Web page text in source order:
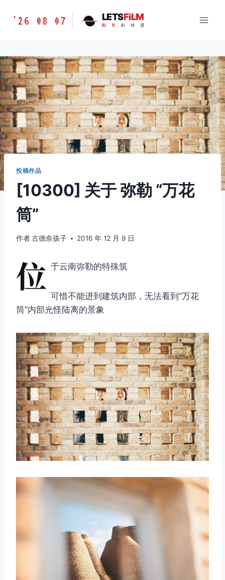
胶
味
道
LETSFILM
'26 08 07 LETSFiLM
胶 片 的 味 道
投稿作品
[10300] 关于 弥勒 “万花
筒”
作者古德奈孩子 2016 年 12 月 9 日
位 于云南弥勒的特殊筑
可惜不能进到建筑内部，无法看到“万花
筒”内部光怪陆离的景象